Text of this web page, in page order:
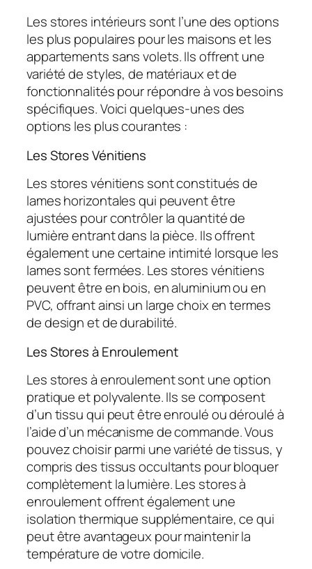
Les stores intérieurs sont l’une des options
les plus populaires pour les maisons et les
appartements sans volets. Ils offrent une
variété de styles, de matériaux et de
fonctionnalités pour répondre à vos besoins
spécifiques. Voici quelques-unes des
options les plus courantes :
Les Stores Vénitiens
Les stores vénitiens sont constitués de
lames horizontales qui peuvent être
ajustées pour contrôler la quantité de
lumière entrant dans la pièce. Ils offrent
également une certaine intimité lorsque les
lames sont fermées. Les stores vénitiens
peuvent être en bois, en aluminium ou en
PVC, offrant ainsi un large choix en termes
de design et de durabilité.
Les Stores à Enroulement
Les stores à enroulement sont une option
pratique et polyvalente. Ils se composent
d’un tissu qui peut être enroulé ou déroulé à
l’aide d’un mécanisme de commande. Vous
pouvez choisir parmi une variété de tissus, y
compris des tissus occultants pour bloquer
complètement la lumière. Les stores à
enroulement offrent également une
isolation thermique supplémentaire, ce qui
peut être avantageux pour maintenir la
température de votre domicile.